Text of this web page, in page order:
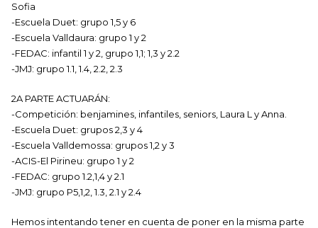
Sofia
-Escuela Duet: grupo 1,5 y 6
-Escuela Valldaura: grupo 1 y 2
-FEDAC: infantil 1 y 2, grupo 1,1; 1,3 y 2.2
-JMJ: grupo 1.1, 1.4, 2.2, 2.3
2A PARTE ACTUARÁN:
-Competición: benjamines, infantiles, seniors, Laura L y Anna.
-Escuela Duet: grupos 2,3 y 4
-Escuela Valldemossa: grupos 1,2 y 3
-ACIS-El Pirineu: grupo 1 y 2
-FEDAC: grupo 1.2,1,4 y 2.1
-JMJ: grupo P5,1,2, 1.3, 2.1 y 2.4
Hemos intentando tener en cuenta de poner en la misma parte